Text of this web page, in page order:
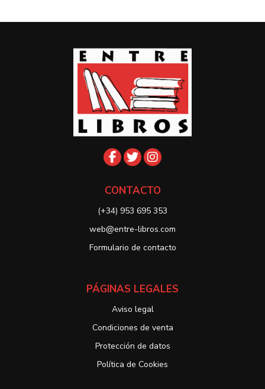
CONTACTO
(+34) 953 695 353
web@entre-libros.com
Formulario de contacto
PÁGINAS LEGALES
Aviso legal
Condiciones de venta
Protección de datos
Política de Cookies